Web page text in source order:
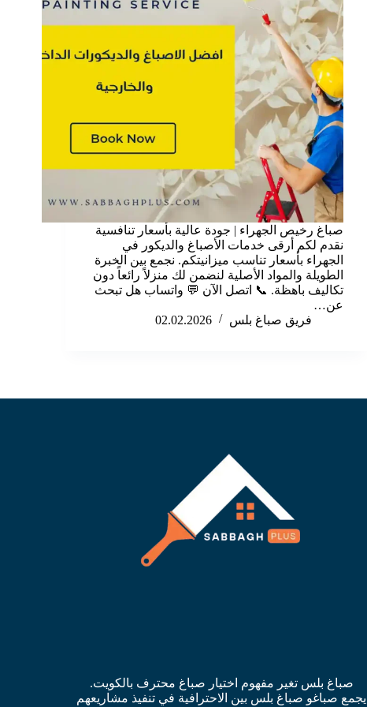
صباغ رخيص الجهراء | جودة عالية بأسعار تنافسية
نقدم لكم أرقى خدمات الأصباغ والديكور في
الجهراء بأسعار تناسب ميزانيتكم. نجمع بين الخبرة
الطويلة والمواد الأصلية لنضمن لك منزلاً رائعاً دون
تكاليف باهظة. 📞 اتصل الآن 💬 واتساب هل تبحث
عن…
فريق صباغ بلس
02.02.2026
صباغ بلس تغير مفهوم اختيار صباغ محترف بالكويت.
يجمع صباغو صباغ بلس بين الاحترافية في تنفيذ مشاريعهم